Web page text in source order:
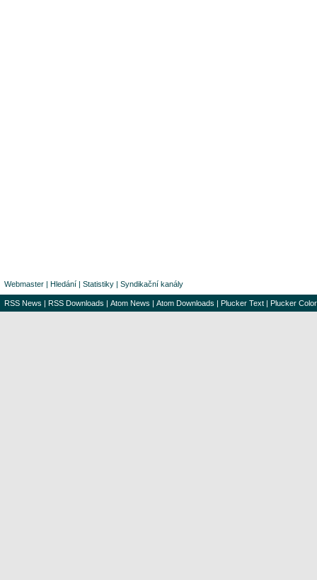
Webmaster | Hledání | Statistiky | Syndikační kanály
RSS News | RSS Downloads | Atom News | Atom Downloads | Plucker Text | Plucker Color